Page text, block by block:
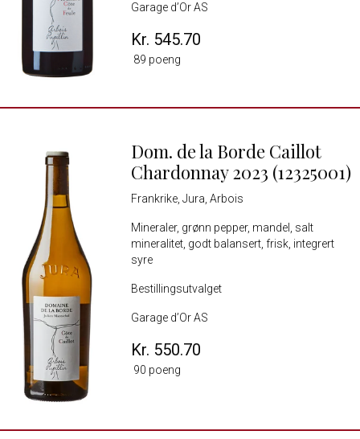
Garage d’Or AS
Kr. 545.70
89 poeng
Dom. de la Borde Caillot
Chardonnay 2023 (12325001)
Frankrike, Jura, Arbois
Mineraler, grønn pepper, mandel, salt
mineralitet, godt balansert, frisk, integrert
syre
Bestillingsutvalget
Garage d’Or AS
Kr. 550.70
90 poeng